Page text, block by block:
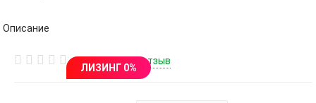
Описание
ЛИЗИНГ 0%
Написать отзыв